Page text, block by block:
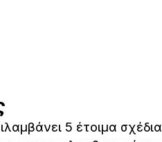
5 έτοιμα σχέδια